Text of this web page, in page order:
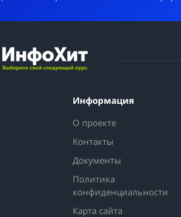
Информация
О проекте
Контакты
Документы
Политика
конфиденциальности
Карта сайта